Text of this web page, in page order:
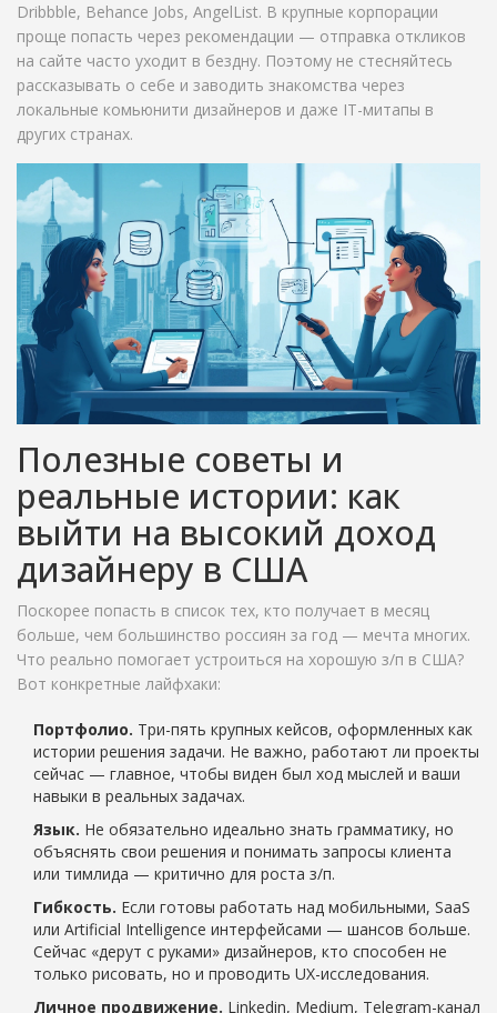
Dribbble, Behance Jobs, AngelList. В крупные корпорации
проще попасть через рекомендации — отправка откликов
на сайте часто уходит в бездну. Поэтому не стесняйтесь
рассказывать о себе и заводить знакомства через
локальные комьюнити дизайнеров и даже IT-митапы в
других странах.
Полезные советы и
реальные истории: как
выйти на высокий доход
дизайнеру в США
Поскорее попасть в список тех, кто получает в месяц
больше, чем большинство россиян за год — мечта многих.
Что реально помогает устроиться на хорошую з/п в США?
Вот конкретные лайфхаки:
Портфолио. Три-пять крупных кейсов, оформленных как
истории решения задачи. Не важно, работают ли проекты
сейчас — главное, чтобы виден был ход мыслей и ваши
навыки в реальных задачах.
Язык. Не обязательно идеально знать грамматику, но
объяснять свои решения и понимать запросы клиента
или тимлида — критично для роста з/п.
Гибкость. Если готовы работать над мобильными, SaaS
или Artificial Intelligence интерфейсами — шансов больше.
Сейчас «дерут с руками» дизайнеров, кто способен не
только рисовать, но и проводить UX-исследования.
Личное продвижение. Linkedin, Medium, Telegram-канал